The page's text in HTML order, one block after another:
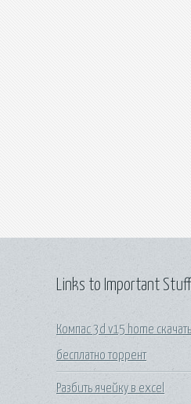
Links to Important Stuff
Компас 3d v15 home скачать
бесплатно торрент
Разбить ячейку в excel